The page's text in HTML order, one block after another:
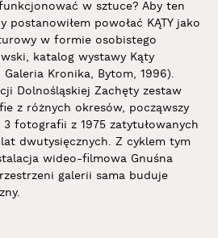
w sztuce? Aby ten
postanowiłem powołać KĄTY jako
w formie osobistego
katalog wystawy Kąty
Kronika, Bytom, 1996).
Dolnośląskiej Zachęty zestaw
z różnych okresów, począwszy
fotografii z 1975 zatytułowanych
dwutysięcznych. Z cyklem tym
wideo-filmowa Gnuśna
galerii sama buduje